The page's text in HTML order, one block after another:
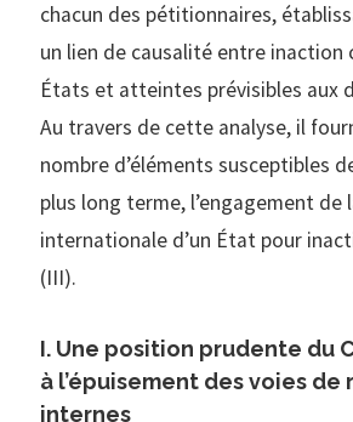
chacun des pétitionnaires,
un lien de causalité entre inaction
États et atteintes prévisibles aux
Au travers de cette analyse, il
nombre d’éléments susceptibles
plus long terme, l’engagement de
internationale d’un État pour
(III).
I. Une position prudente du
à l’épuisement des voies de
internes